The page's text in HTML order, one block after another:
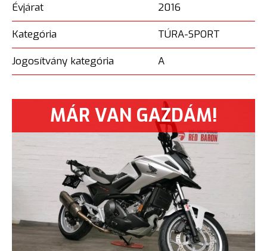
Évjárat
2016
Kategória
TÚRA-SPORT
Jogosítvány kategória
A
MÁR VAN GAZDÁM!